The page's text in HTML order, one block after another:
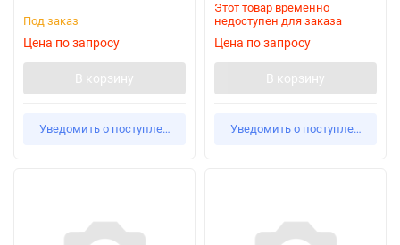
Под заказ
Цена по запросу
В корзину
Уведомить о поступлении
Этот товар временно
недоступен для заказа
Цена по запросу
В корзину
Уведомить о поступлении